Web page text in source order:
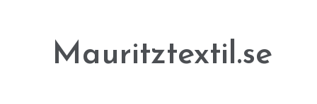
Mauritztextil.se